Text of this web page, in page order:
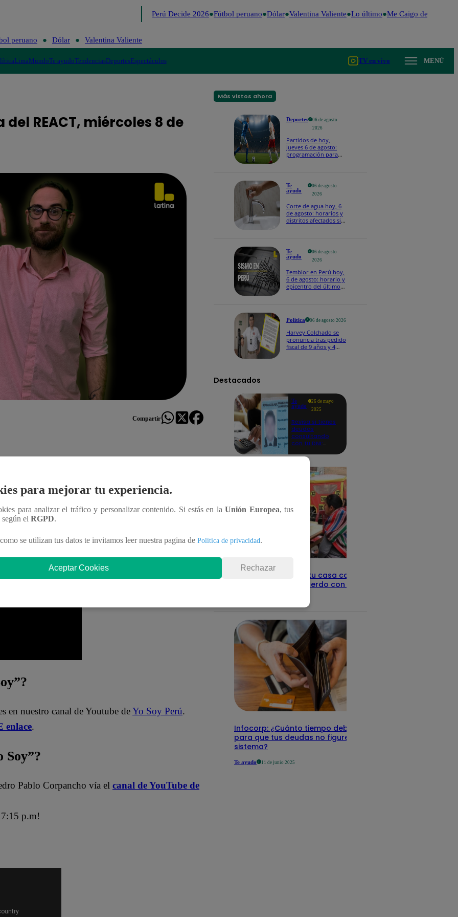
Perú Decide 2026 Fútbol peruano Dólar Valentina Valiente Lo último Me Caigo de Risa
peruano Dólar Valentina Valiente
LimaMundoTe ayudoTendenciasDeportesEspectáculos TV en vivo MENÚ
REACT, miércoles 8 de
Compartir
qué es lo que piensan los televidentes.
octubre. Escoge una respuesta y da
.
EN VIVO vía señal de Latina
en nuestro canal de Youtube deYo Soy Perú.
enlace.
Soy”?
Pablo Corpancho vía el canal de YouTube de
p.m!
Más vistos ahora
Deportes
06 de agosto
2026
Partidos de hoy,
jueves 6 de agosto:
programación para
Te
ayudo
06 de agosto
2026
Corte de agua hoy, 6
de agosto: horarios y
distritos afectados sin
Te
ayudo
06 de agosto
2026
Temblor en Perú hoy,
6 de agosto: horario y
epicentro del último
Política 06 de agosto 2026
Harvey Colchado se
pronuncia tras pedido
fiscal de 9 años y 4
Destacados
Te
ayudo
26 de mayo
2025
Revisa si tienes
deudas
consultando
con tu DNI:
detalles
Revisa con tu DNI si tu casa califica
como pobre, de acuerdo con el Sisfoh
Infocorp: ¿Cuánto tiempo debe pasar
para que tus deudas no figuren en su
sistema?
Te ayudo 11 de junio 2025
para mejorar tu experiencia.
para analizar el tráfico y personalizar contenido. Si estás en laUnión Europea, tus
según el RGPD.
se utilizan tus datos te invitamos leer nuestra pagina de Política de privacidad.
Aceptar Cookies Rechazar